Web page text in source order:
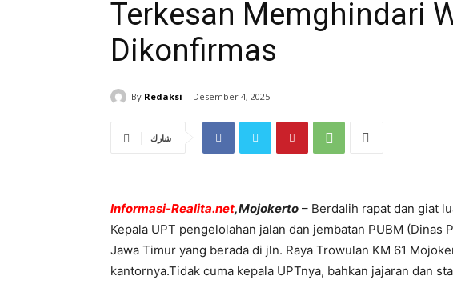
Terkesan Memghindari
Dikonfirmas
By Redaksi Desember 4, 2025
شارك
Informasi-Realita.net,Mojokerto – Berdalih rapat dan giat
Kepala UPT pengelolahan jalan dan jembatan PUBM (Dinas
Jawa Timur yang berada di jln. Raya Trowulan KM 61
kantornya.Tidak cuma kepala UPTnya, bahkan jajaran dan